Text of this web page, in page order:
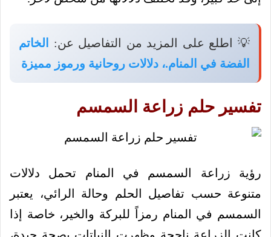
💡 اطلع على المزيد من التفاصيل عن:
الخاتم
الفضة في المنام.، دلالات روحانية ورموز مميزة
تفسير حلم زراعة السمسم
رؤية زراعة السمسم في المنام تحمل دلالات
متنوعة حسب تفاصيل الحلم وحالة الرائي، يعتبر
السمسم في المنام رمزاً للبركة والخير، خاصة إذا